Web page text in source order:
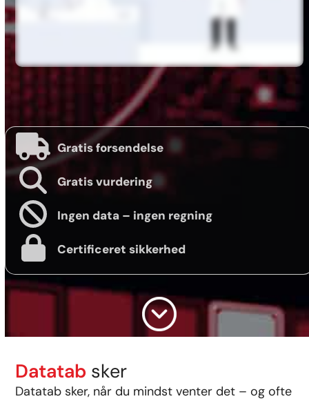
Gratis forsendelse
Gratis vurdering
Ingen data – ingen regning
Certificeret sikkerhed
Datatab sker
Datatab sker, når du mindst venter det – og ofte